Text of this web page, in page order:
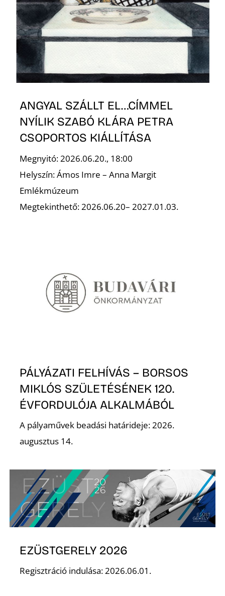
ANGYAL SZÁLLT EL…CÍMMEL
NYÍLIK SZABÓ KLÁRA PETRA
CSOPORTOS KIÁLLÍTÁSA
Megnyitó: 2026.06.20., 18:00
Helyszín: Ámos Imre – Anna Margit
Emlékmúzeum
Megtekinthető: 2026.06.20– 2027.01.03.
PÁLYÁZATI FELHÍVÁS – BORSOS
MIKLÓS SZÜLETÉSÉNEK 120.
ÉVFORDULÓJA ALKALMÁBÓL
A pályaművek beadási határideje: 2026.
augusztus 14.
EZÜSTGERELY 2026
Regisztráció indulása: 2026.06.01.